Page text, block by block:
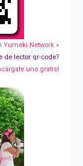
Yumeki Network »
de lector qr-code?
uno gratis!